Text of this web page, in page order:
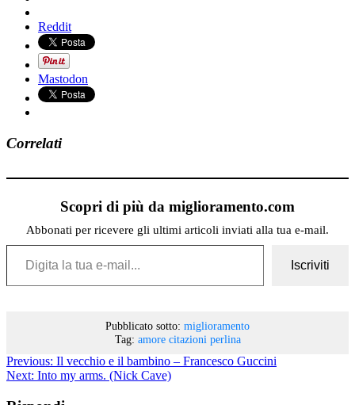
Reddit
Mastodon
Correlati
Scopri di più da miglioramento.com
Abbonati per ricevere gli ultimi articoli inviati alla tua e-mail.
Digita la tua e-mail...
Iscriviti
Pubblicato sotto: miglioramento
Tag: amore citazioni perlina
Previous: Il vecchio e il bambino – Francesco Guccini
Next: Into my arms. (Nick Cave)